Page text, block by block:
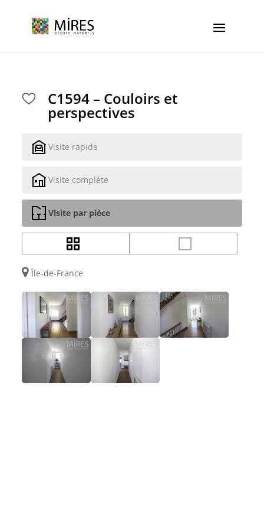
C1594 – Couloirs et
perspectives
Visite rapide
Visite complète
Visite par pièce
Île-de-France